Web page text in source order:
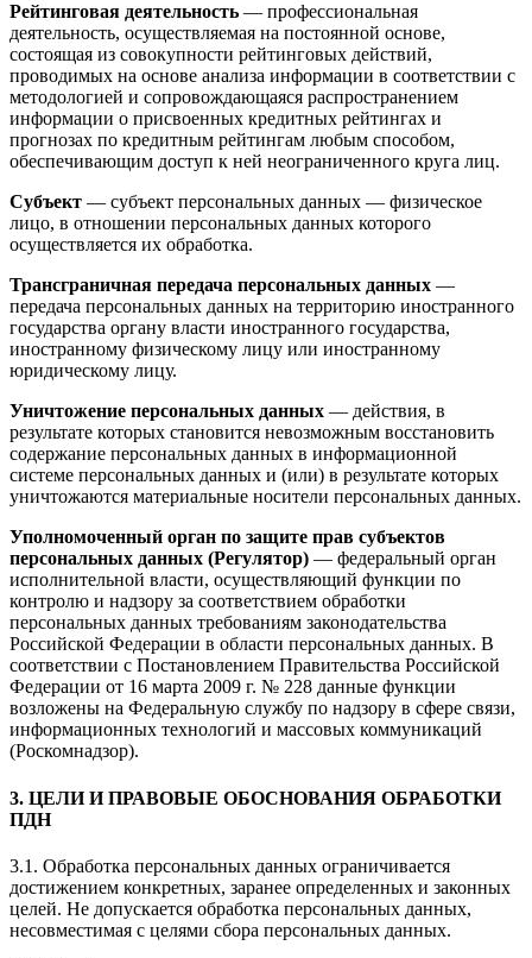
Рейтинговая деятельность — профессиональная
деятельность, осуществляемая на постоянной основе,
состоящая из совокупности рейтинговых действий,
проводимых на основе анализа информации в соответствии с
методологией и сопровождающаяся распространением
информации о присвоенных кредитных рейтингах и
прогнозах по кредитным рейтингам любым способом,
обеспечивающим доступ к ней неограниченного круга лиц.
Субъект — субъект персональных данных — физическое
лицо, в отношении персональных данных которого
осуществляется их обработка.
Трансграничная передача персональных данных —
передача персональных данных на территорию иностранного
государства органу власти иностранного государства,
иностранному физическому лицу или иностранному
юридическому лицу.
Уничтожение персональных данных — действия, в
результате которых становится невозможным восстановить
содержание персональных данных в информационной
системе персональных данных и (или) в результате которых
уничтожаются материальные носители персональных данных.
Уполномоченный орган по защите прав субъектов
персональных данных (Регулятор) — федеральный орган
исполнительной власти, осуществляющий функции по
контролю и надзору за соответствием обработки
персональных данных требованиям законодательства
Российской Федерации в области персональных данных. В
соответствии с Постановлением Правительства Российской
Федерации от 16 марта 2009 г. № 228 данные функции
возложены на Федеральную службу по надзору в сфере связи,
информационных технологий и массовых коммуникаций
(Роскомнадзор).
3. ЦЕЛИ И ПРАВОВЫЕ ОБОСНОВАНИЯ ОБРАБОТКИ
ПДН
3.1. Обработка персональных данных ограничивается
достижением конкретных, заранее определенных и законных
целей. Не допускается обработка персональных данных,
несовместимая с целями сбора персональных данных.